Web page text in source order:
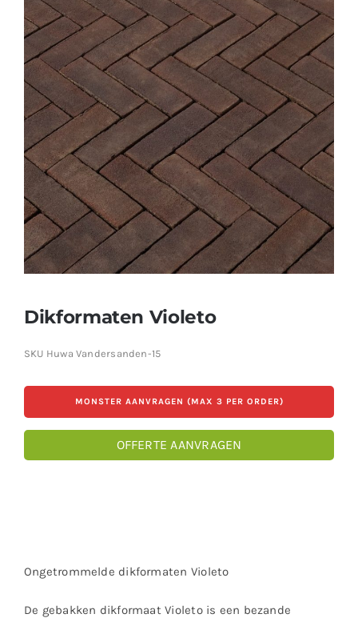
Contact
Offerte aanvragen
Dikformaten Violeto
SKU Huwa Vandersanden-15
MONSTER AANVRAGEN (MAX 3 PER ORDER)
OFFERTE AANVRAGEN
Ongetrommelde dikformaten Violeto
De gebakken dikformaat Violeto is een bezande